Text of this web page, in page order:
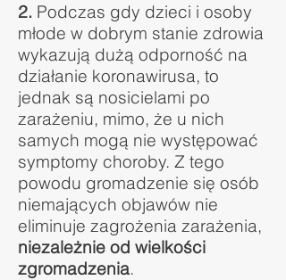
2. Podczas gdy dzieci i osoby
młode w dobrym stanie zdrowia
wykazują dużą odporność na
działanie koronawirusa, to
jednak są nosicielami po
zarażeniu, mimo, że u nich
samych mogą nie występować
symptomy choroby. Z tego
powodu gromadzenie się osób
niemających objawów nie
eliminuje zagrożenia zarażenia,
niezależnie od wielkości
zgromadzenia.